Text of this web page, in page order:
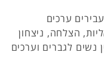
ערכים
הצלחה, ניצחון
נשים לגברים וערכים